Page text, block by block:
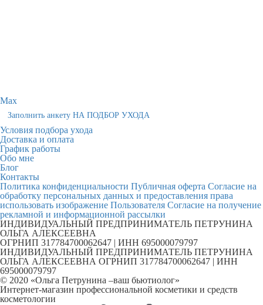
Max
Заполнить анкету НА ПОДБОР УХОДА
Условия подбора ухода
Доставка и оплата
График работы
Обо мне
Блог
Контакты
Политика конфиденциальности Публичная оферта Согласие на
обработку персональных данных и предоставления права
использовать изображение Пользователя Согласие на получение
рекламной и информационной рассылки
ИНДИВИДУАЛЬНЫЙ ПРЕДПРИНИМАТЕЛЬ ПЕТРУНИНА
ОЛЬГА АЛЕКСЕЕВНА
ОГРНИП 317784700062647 | ИНН 695000079797
ИНДИВИДУАЛЬНЫЙ ПРЕДПРИНИМАТЕЛЬ ПЕТРУНИНА
ОЛЬГА АЛЕКСЕЕВНА ОГРНИП 317784700062647 | ИНН
695000079797
© 2020 «Ольга Петрунина –ваш бьютиолог»
Интернет-магазин профессиональной косметики и средств
косметологии